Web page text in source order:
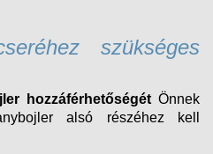
szükséges
hozzáférhetőségétÖnnek
alsó részéhez kell